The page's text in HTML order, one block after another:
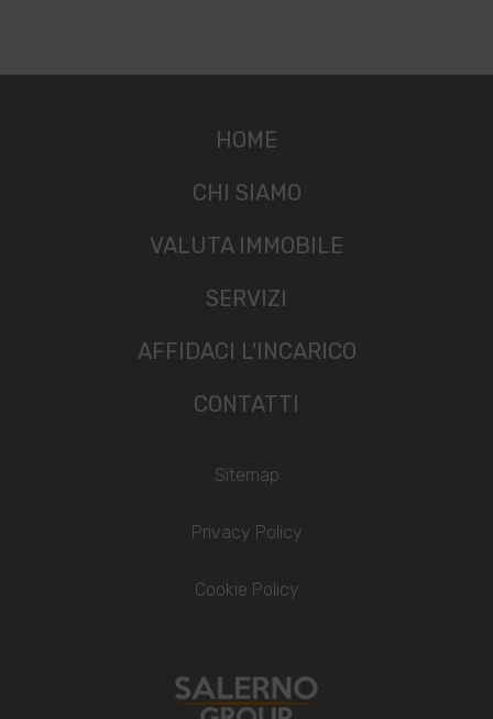
HOME
CHI SIAMO
VALUTA IMMOBILE
SERVIZI
AFFIDACI L'INCARICO
CONTATTI
Sitemap
Privacy Policy
Cookie Policy